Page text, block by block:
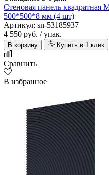
Стеновая панель
500*500*8 мм (4 шт)
Артикул: sn-53185937
4 550 руб. / упак.
В корзину Купить в 1 клик
Сравнить
В избранное